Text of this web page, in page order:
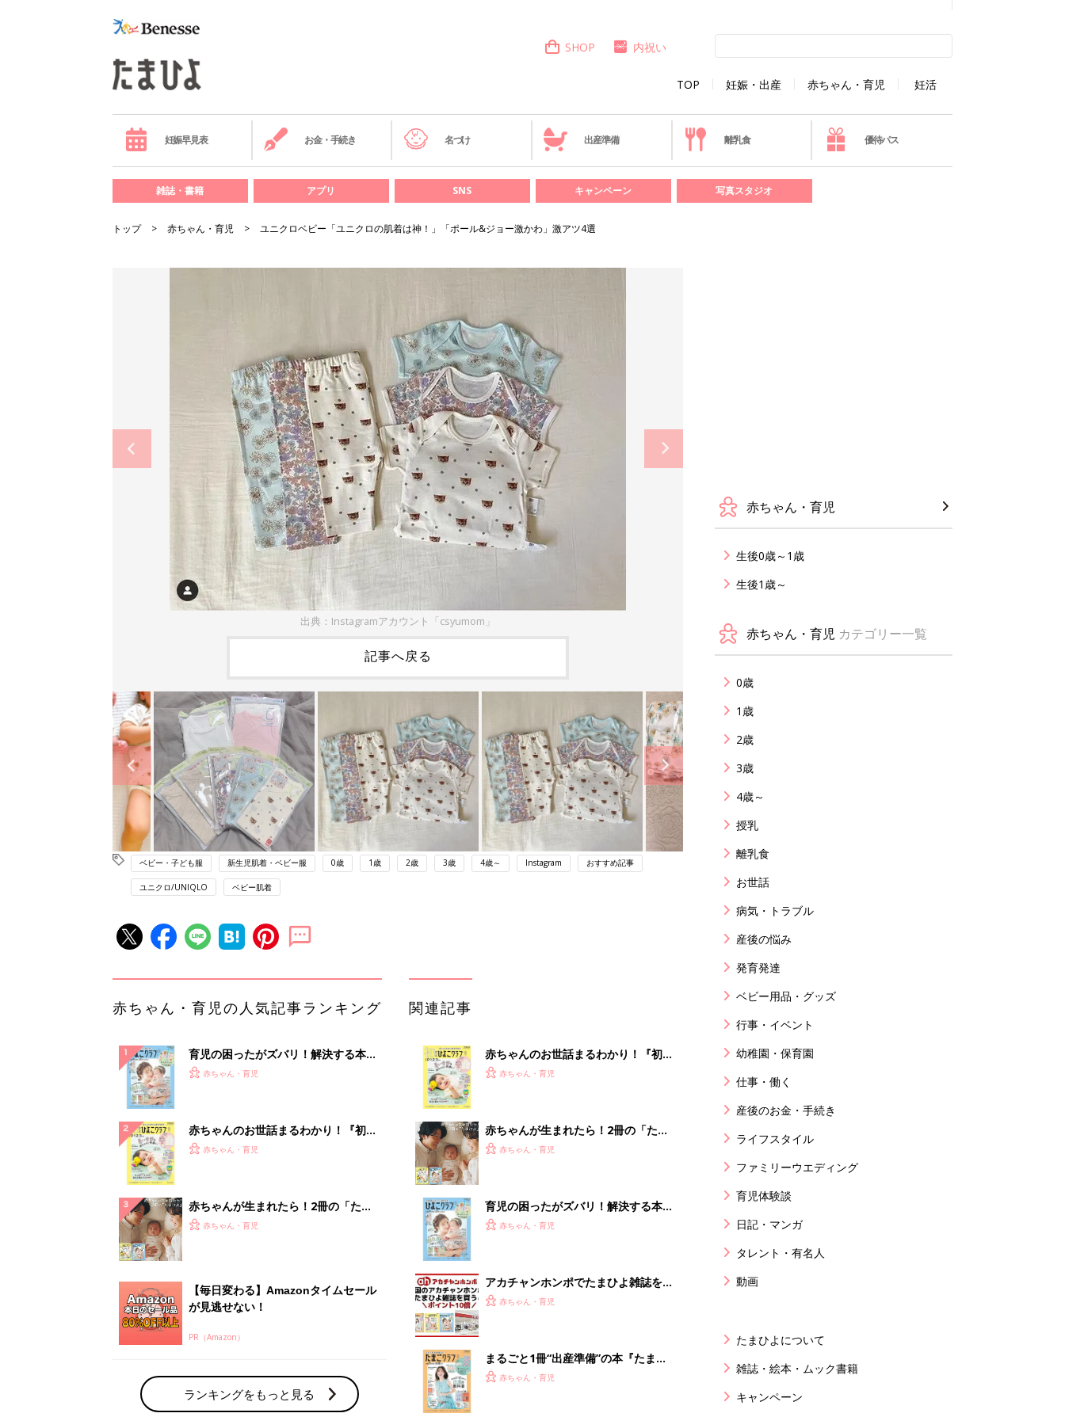
TOP 妊娠・出産 赤ちゃん・育児 妊活
SHOP 内祝い
妊娠早見表 お金・手続き 名づけ 出産準備 離乳食 優待パス
雑誌・書籍 アプリ SNS キャンペーン 写真スタジオ
トップ 赤ちゃん・育児 ユニクロベビー「ユニクロの肌着は神！」「ポール&ジョー激かわ」激アツ4選
出典：Instagramアカウント「csyumom」
記事へ戻る
ベビー・子ども服 新生児肌着・ベビー服 0歳 1歳 2歳 3歳 4歳～ Instagram おすすめ記事
ユニクロ/UNIQLO ベビー肌着
赤ちゃん・育児の人気記事ランキング
育児の困ったがズバリ！解決する本
『ひよこクラブ 夏号』 4カ月～2才
赤ちゃん・育児
赤ちゃんのお世話まるわかり！『初め
てのひよこクラブ 夏号』〈巻頭大特
解決テク
赤ちゃん・育児
赤ちゃんが生まれたら！2冊の「たま
ひよ」
赤ちゃん・育児
【毎日変わる】Amazonタイムセール
が見逃せない！
PR（Amazon）
ランキングをもっと見る
関連記事
赤ちゃんのお世話まるわかり！『初め
てのひよこクラブ 夏号』〈巻頭大特
解決テク
赤ちゃん・育児
赤ちゃんが生まれたら！2冊の「たま
ひよ」
赤ちゃん・育児
育児の困ったがズバリ！解決する本
『ひよこクラブ 夏号』 4カ月～2才
赤ちゃん・育児
アカチャンホンポでたまひよ雑誌を買
うとポイント10倍【期間限定】
赤ちゃん・育児
まるごと1冊“出産準備”の本『たまご
クラブ 夏号』〈スペシャル大特集〉
赤ちゃん・育児
赤ちゃん・育児
生後0歳～1歳
生後1歳～
赤ちゃん・育児 カテゴリー一覧
0歳
1歳
2歳
3歳
4歳～
授乳
離乳食
お世話
病気・トラブル
産後の悩み
発育発達
ベビー用品・グッズ
行事・イベント
幼稚園・保育園
仕事・働く
産後のお金・手続き
ライフスタイル
ファミリーウエディング
育児体験談
日記・マンガ
タレント・有名人
動画
たまひよについて
雑誌・絵本・ムック書籍
キャンペーン